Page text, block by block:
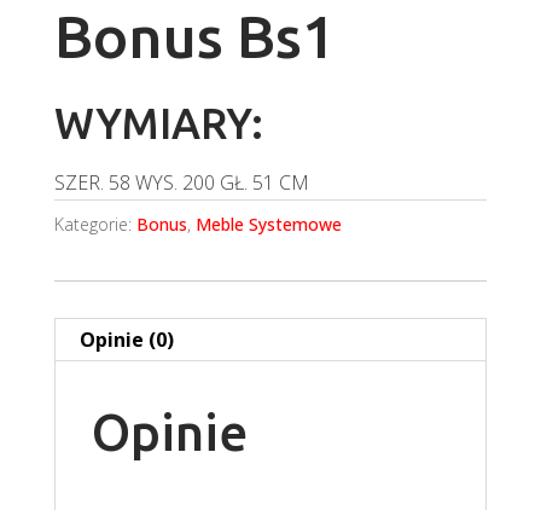
Bonus Bs1
WYMIARY:
SZER. 58 WYS. 200 GŁ. 51 CM
Kategorie: Bonus, Meble Systemowe
Opinie (0)
Opinie